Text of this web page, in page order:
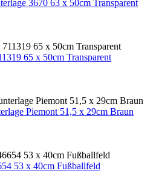
3670 63 x 50cm Transparent
65 x 50cm Transparent
Piemont 51,5 x 29cm Braun
53 x 40cm Fußballfeld